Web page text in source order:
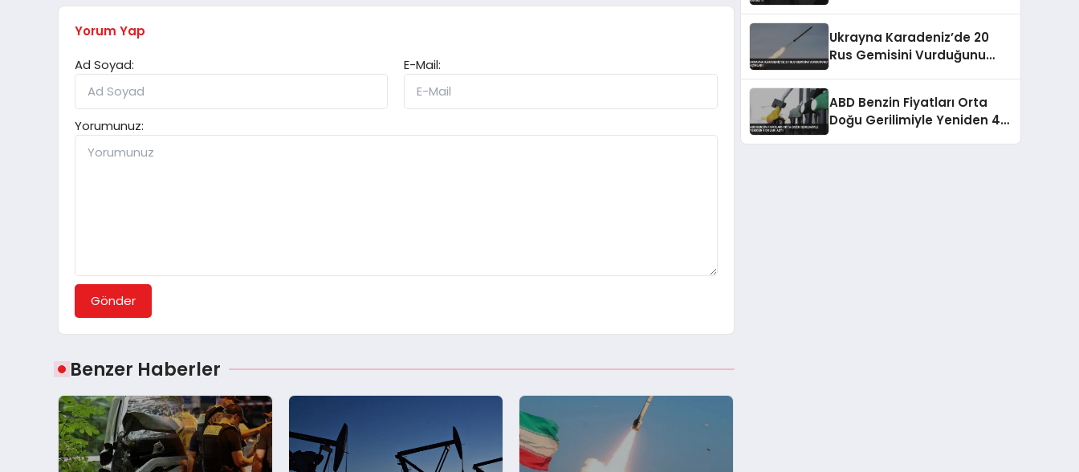
Yorum Yap
Ad Soyad:
E-Mail:
Yorumunuz:
Gönder
Benzer Haberler
Ukrayna Karadeniz’de 20
Rus Gemisini Vurduğunu
ABD Benzin Fiyatları Orta
Doğu Gerilimiyle Yeniden 4